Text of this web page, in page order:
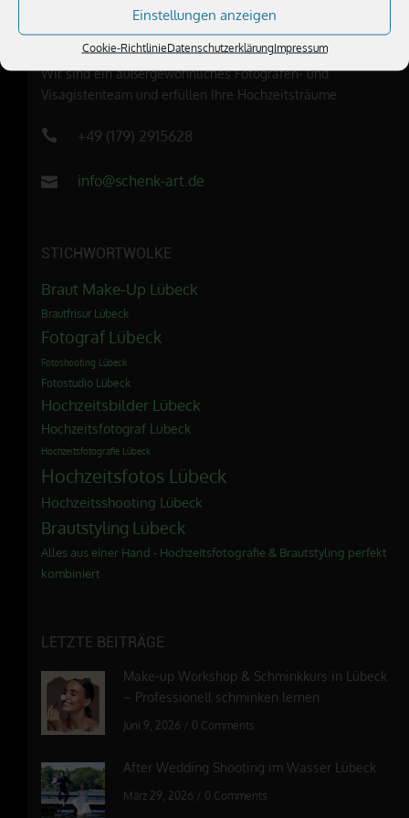
Einstellungen anzeigen
Cookie-RichtlinieDatenschutzerklärungImpressum
ÜBER UNS
Wir sind ein außergewöhnliches Fotografen- und
Visagistenteam und erfüllen Ihre Hochzeitsträume
+49 (179) 2915628
info@schenk-art.de
STICHWORTWOLKE
Braut Make-Up Lübeck
Brautfrisur Lübeck
Fotograf Lübeck
Fotoshooting Lübeck
Fotostudio Lübeck
Hochzeitsbilder Lübeck
Hochzeitsfotograf Lübeck
Hochzeitsfotografie Lübeck
Hochzeitsfotos Lübeck
Hochzeitsshooting Lübeck
Brautstyling Lübeck
Alles aus einer Hand - Hochzeitsfotografie & Brautstyling perfekt
kombiniert
LETZTE BEITRÄGE
Make-up Workshop & Schminkkurs in Lübeck
– Professionell schminken lernen
Juni 9, 2026 / 0 Comments
After Wedding Shooting im Wasser Lübeck
März 29, 2026 / 0 Comments